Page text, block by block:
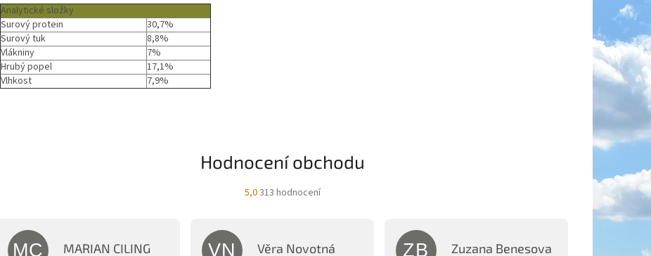
Analytické složky
Surový protein
30,7%
Surový tuk
8,8%
Vlákniny
7%
Hrubý popel
17,1%
Vlhkost
7,9%
Hodnocení obchodu
5,0Průměrné
5,0
313 hodnocení
MC MARIAN CILING VN Věra Novotná ZB Zuzana Benesova